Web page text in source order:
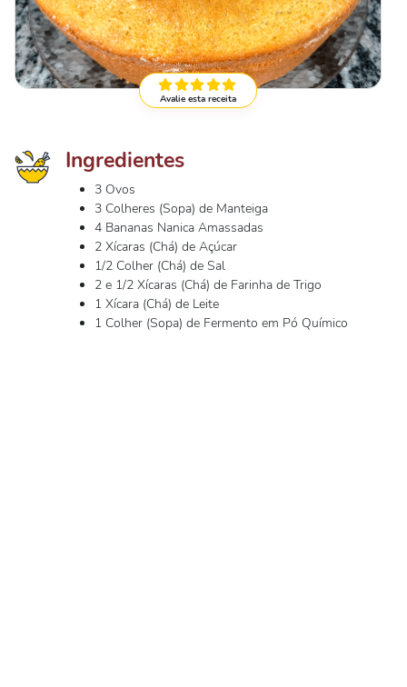
Avalie esta receita
Ingredientes
3 Ovos
3 Colheres (Sopa) de Manteiga
4 Bananas Nanica Amassadas
2 Xícaras (Chá) de Açúcar
1/2 Colher (Chá) de Sal
2 e 1/2 Xícaras (Chá) de Farinha de Trigo
1 Xícara (Chá) de Leite
1 Colher (Sopa) de Fermento em Pó Químico